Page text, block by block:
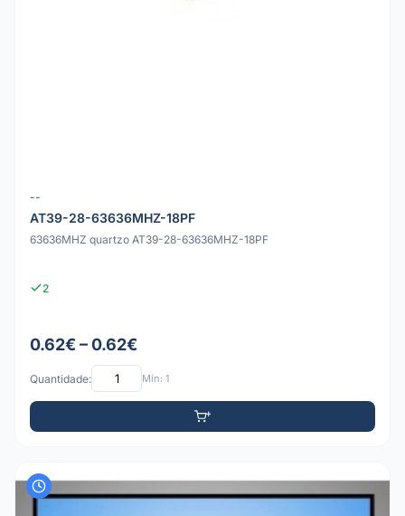
--
AT39-28-63636MHZ-18PF
63636MHZ quartzo AT39-28-63636MHZ-18PF
2
0.62€ – 0.62€
Quantidade: Mín: 1